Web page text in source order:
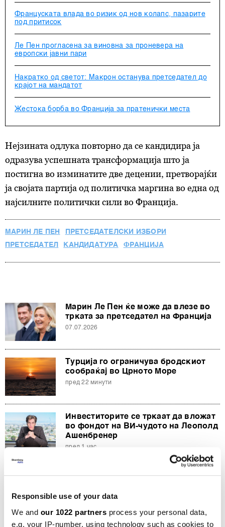
Responsible use of your data
We and our 1022 partners process your personal data,
e.g. your IP-number, using technology such as cookies to
Француската влада во ризик од нов колапс, пазарите
под притисок
Ле Пен прогласена за виновна за проневера на
европски јавни пари
Накратко од светот: Макрон останува претседател до
крајот на мандатот
Жестока борба во Франција за пратенички места
Нејзината одлука повторно да се кандидира ја
одразува успешната трансформација што ја
постигна во изминатите две децении, претворајќи
ја својата партија од политичка маргина во една од
најсилните политички сили во Франција.
МАРИН ЛЕ ПЕН
ПРЕТСЕДАТЕЛСКИ ИЗБОРИ
ПРЕТСЕДАТЕЛ
КАНДИДАТУРА ФРАНЦИЈА
Марин Ле Пен ќе може да влезе во
трката за претседател на Франција
07.07.2026
Турција го ограничува бродскиот
сообраќај во Црното Море
пред 22 минути
Инвеститорите се тркаат да вложат
во фондот на ВИ-чудото на Леополд
Ашенбренер
пред 1 час